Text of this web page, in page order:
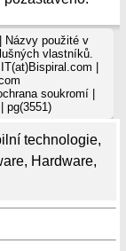
technologie,
, Hardware,
Názvy použité v
vlastníků.
|
soukromí|
| pg(3551)